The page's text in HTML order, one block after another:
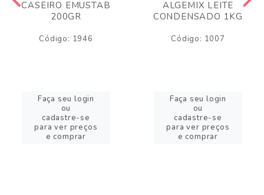
CASEIRO EMUSTAB
200GR
Código: 1946
Faça seu login
ou
cadastre-se
para ver preços
e comprar
ALGEMIX LEITE
CONDENSADO 1KG
Código: 1007
Faça seu login
ou
cadastre-se
para ver preços
e comprar